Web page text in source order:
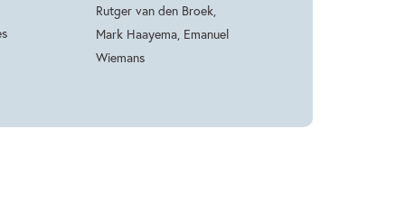
Rutger van den Broek,
Mark Haayema, Emanuel
Wiemans